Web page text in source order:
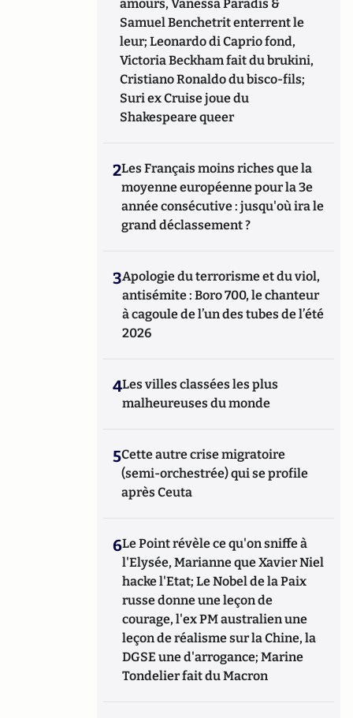
ou l’histoire des relations internationales et
des conflits contemporains. Il écrit en ce
moment une biographie de Benjamin
Disraëli.
amours, Vanessa Paradis &
Samuel Benchetrit enterrent le
leur; Leonardo di Caprio fond,
Victoria Beckham fait du brukini,
Cristiano Ronaldo du bisco-fils;
Suri ex Cruise joue du
Shakespeare queer
2Les Français moins riches que la
moyenne européenne pour la 3e
année consécutive : jusqu'où ira le
grand déclassement ?
3Apologie du terrorisme et du viol,
antisémite : Boro 700, le chanteur
à cagoule de l’un des tubes de l’été
2026
4Les villes classées les plus
malheureuses du monde
5Cette autre crise migratoire
(semi-orchestrée) qui se profile
après Ceuta
6Le Point révèle ce qu'on sniffe à
l'Elysée, Marianne que Xavier Niel
hacke l'Etat; Le Nobel de la Paix
russe donne une leçon de
courage, l'ex PM australien une
leçon de réalisme sur la Chine, la
DGSE une d'arrogance; Marine
Tondelier fait du Macron